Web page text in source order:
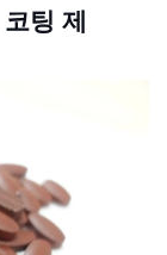
팅 제